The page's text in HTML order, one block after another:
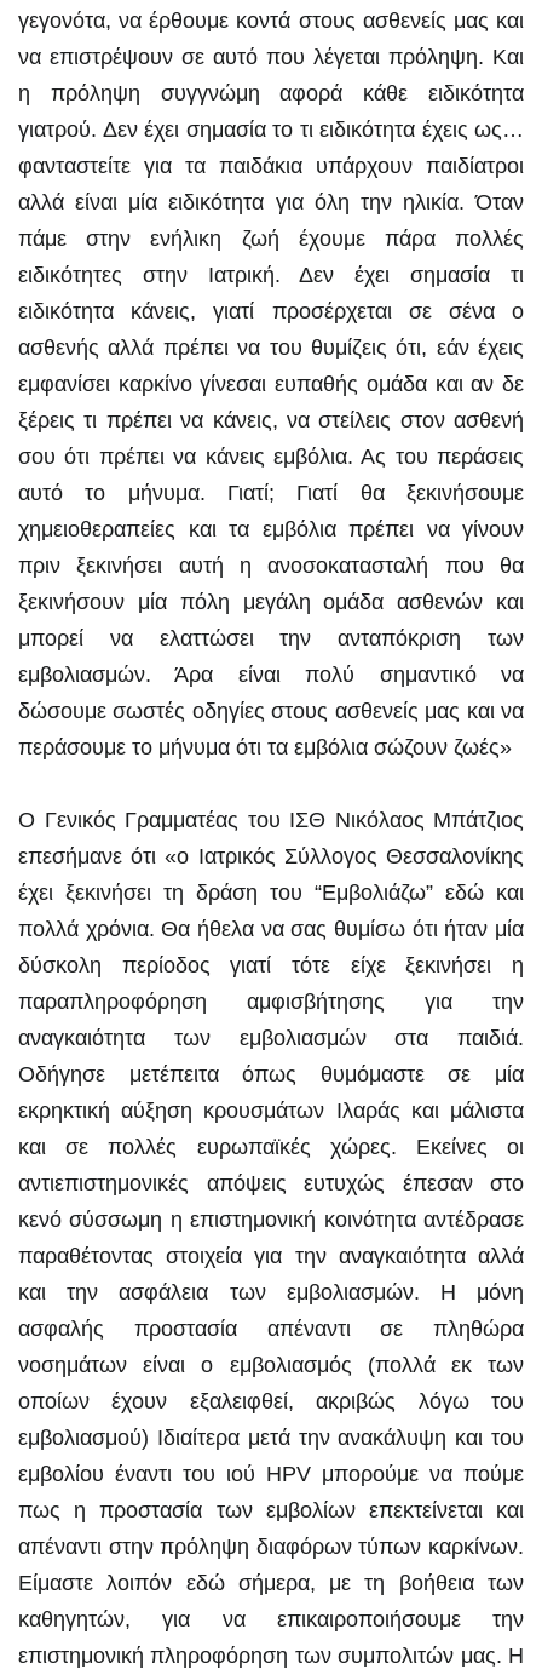
γεγονότα, να έρθουμε κοντά στους ασθενείς μας και
να επιστρέψουν σε αυτό που λέγεται πρόληψη. Και
η πρόληψη συγγνώμη αφορά κάθε ειδικότητα
γιατρού. Δεν έχει σημασία το τι ειδικότητα έχεις ως…
φανταστείτε για τα παιδάκια υπάρχουν παιδίατροι
αλλά είναι μία ειδικότητα για όλη την ηλικία. Όταν
πάμε στην ενήλικη ζωή έχουμε πάρα πολλές
ειδικότητες στην Ιατρική. Δεν έχει σημασία τι
ειδικότητα κάνεις, γιατί προσέρχεται σε σένα ο
ασθενής αλλά πρέπει να του θυμίζεις ότι, εάν έχεις
εμφανίσει καρκίνο γίνεσαι ευπαθής ομάδα και αν δε
ξέρεις τι πρέπει να κάνεις, να στείλεις στον ασθενή
σου ότι πρέπει να κάνεις εμβόλια. Ας του περάσεις
αυτό το μήνυμα. Γιατί; Γιατί θα ξεκινήσουμε
χημειοθεραπείες και τα εμβόλια πρέπει να γίνουν
πριν ξεκινήσει αυτή η ανοσοκατασταλή που θα
ξεκινήσουν μία πόλη μεγάλη ομάδα ασθενών και
μπορεί να ελαττώσει την ανταπόκριση των
εμβολιασμών. Άρα είναι πολύ σημαντικό να
δώσουμε σωστές οδηγίες στους ασθενείς μας και να
περάσουμε το μήνυμα ότι τα εμβόλια σώζουν ζωές»
Ο Γενικός Γραμματέας του ΙΣΘ Νικόλαος Μπάτζιος
επεσήμανε ότι «ο Ιατρικός Σύλλογος Θεσσαλονίκης
έχει ξεκινήσει τη δράση του “Εμβολιάζω” εδώ και
πολλά χρόνια. Θα ήθελα να σας θυμίσω ότι ήταν μία
δύσκολη περίοδος γιατί τότε είχε ξεκινήσει η
παραπληροφόρηση αμφισβήτησης για την
αναγκαιότητα των εμβολιασμών στα παιδιά.
Οδήγησε μετέπειτα όπως θυμόμαστε σε μία
εκρηκτική αύξηση κρουσμάτων Ιλαράς και μάλιστα
και σε πολλές ευρωπαϊκές χώρες. Εκείνες οι
αντιεπιστημονικές απόψεις ευτυχώς έπεσαν στο
κενό σύσσωμη η επιστημονική κοινότητα αντέδρασε
παραθέτοντας στοιχεία για την αναγκαιότητα αλλά
και την ασφάλεια των εμβολιασμών. Η μόνη
ασφαλής προστασία απέναντι σε πληθώρα
νοσημάτων είναι ο εμβολιασμός (πολλά εκ των
οποίων έχουν εξαλειφθεί, ακριβώς λόγω του
εμβολιασμού) Ιδιαίτερα μετά την ανακάλυψη και του
εμβολίου έναντι του ιού HPV μπορούμε να πούμε
πως η προστασία των εμβολίων επεκτείνεται και
απέναντι στην πρόληψη διαφόρων τύπων καρκίνων.
Είμαστε λοιπόν εδώ σήμερα, με τη βοήθεια των
καθηγητών, για να επικαιροποιήσουμε την
επιστημονική πληροφόρηση των συμπολιτών μας. Η